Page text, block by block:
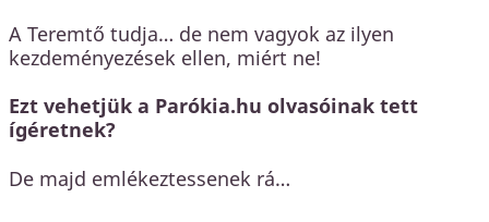
A Teremtő tudja… de nem vagyok az ilyen
kezdeményezések ellen, miért ne!
Ezt vehetjük a Parókia.hu olvasóinak tett
ígéretnek?
De majd emlékeztessenek rá…